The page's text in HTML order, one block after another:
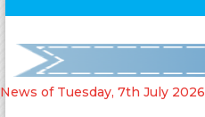
News of Tuesday, 7th July 2026